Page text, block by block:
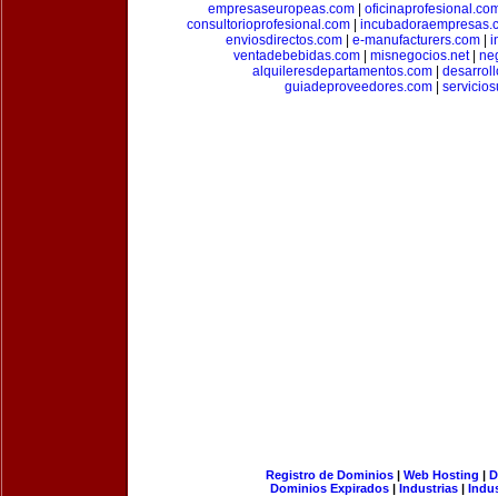
empresaseuropeas.com
consultorioprofesional.com
enviosdirectos.com
e-manufacturers.com
ventadebebidas.com| misnegocios.net|
alquileresdepartamentos.com
guiadeproveedores.com
Registro de Dominios| Web Hosting |
Dominios Expirados | Industrias |